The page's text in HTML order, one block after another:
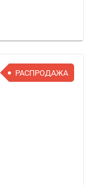
РАСПРОДАЖА